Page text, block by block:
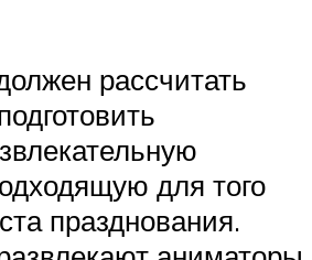
рассчитать
для того
празднования.